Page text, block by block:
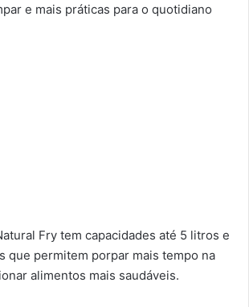
e mais práticas para o quotidiano
Fry tem capacidades até 5 litros e
que permitem porpar mais tempo na
alimentos mais saudáveis.